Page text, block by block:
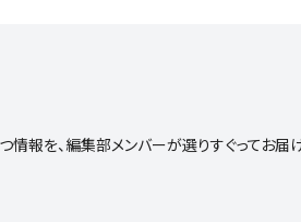
情報を、編集部メンバーが選りすぐってお届